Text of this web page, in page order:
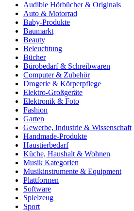
Audible Hörbücher & Originals
Auto & Motorrad
Baby-Produkte
Baumarkt
Beauty
Beleuchtung
Bücher
Bürobedarf & Schreibwaren
Computer & Zubehör
Drogerie & Körperpflege
Elektro-Großgeräte
Elektronik & Foto
Fashion
Garten
Gewerbe, Industrie & Wissenschaft
Handmade-Produkte
Haustierbedarf
Küche, Haushalt & Wohnen
Musik Kategorien
Musikinstrumente & Equipment
Plattformen
Software
Spielzeug
Sport